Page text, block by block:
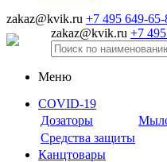
zakaz@kvik.ru +7 495 649-65-
zakaz@kvik.ru +7
Меню
COVID-19
Дозаторы
Средства защиты
Канцтовары